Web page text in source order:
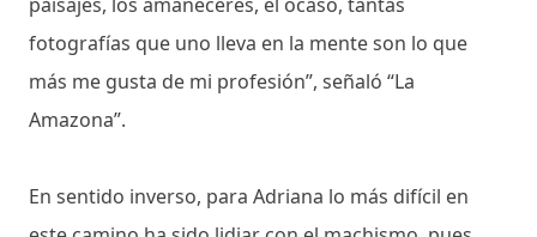
fotografías que uno lleva en la mente son lo que
más me gusta de mi profesión”, señaló “La
Amazona”.
En sentido inverso, para Adriana lo más difícil en